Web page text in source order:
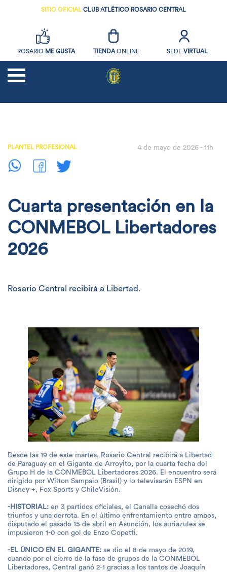
SITIO OFICIAL CLUB ATLÉTICO ROSARIO CENTRAL
ROSARIO ME GUSTA TIENDA ONLINE SEDE VIRTUAL
SOCIOS
EL CLUB
PLANTEL PROFESIONAL 4 de mayo de 2026 - 11h
Cuarta presentación en la
CONMEBOL Libertadores
2026
Rosario Central recibirá a Libertad.
Desde las 19 de este martes, Rosario Central recibirá a Libertad
de Paraguay en el Gigante de Arroyito, por la cuarta fecha del
Grupo H de la CONMEBOL Libertadores 2026. El encuentro será
dirigido por Wilton Sampaio (Brasil) y lo televisarán ESPN en
Disney +, Fox Sports y ChileVisión.
-HISTORIAL: en 3 partidos oficiales, el Canalla cosechó dos
triunfos y una derrota. En el último enfrentamiento entre ambos,
disputado el pasado 15 de abril en Asunción, los auriazules se
impusieron 1-0 con gol de Enzo Copetti.
-EL ÚNICO EN EL GIGANTE: se dio el 8 de mayo de 2019,
cuando por el cierre de la fase de grupos de la CONMEBOL
Libertadores, Central ganó 2-1 gracias a los tantos de Joaquín